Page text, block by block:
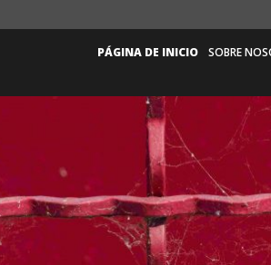
PÁGINA DE INICIO SOBRE